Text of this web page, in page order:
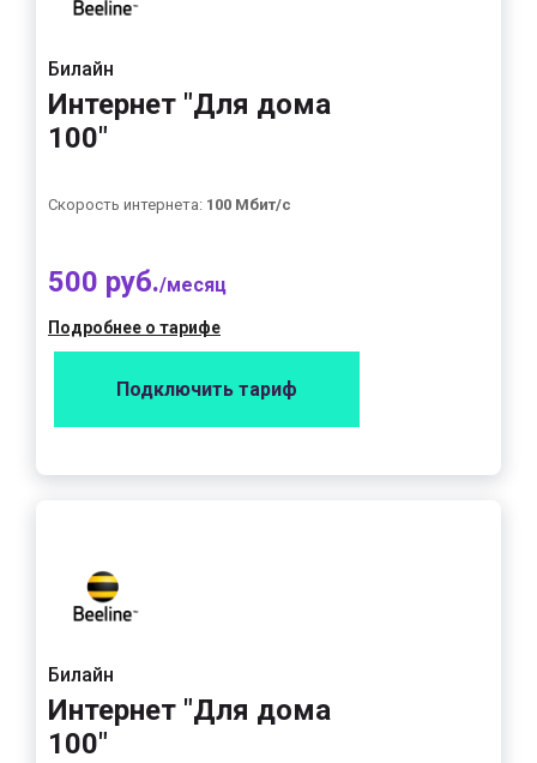
Билайн
Интернет "Для дома
100"
Скорость интернета: 100 Мбит/с
500 руб./месяц
Подробнее о тарифе
Подключить тариф
Билайн
Интернет "Для дома
100"